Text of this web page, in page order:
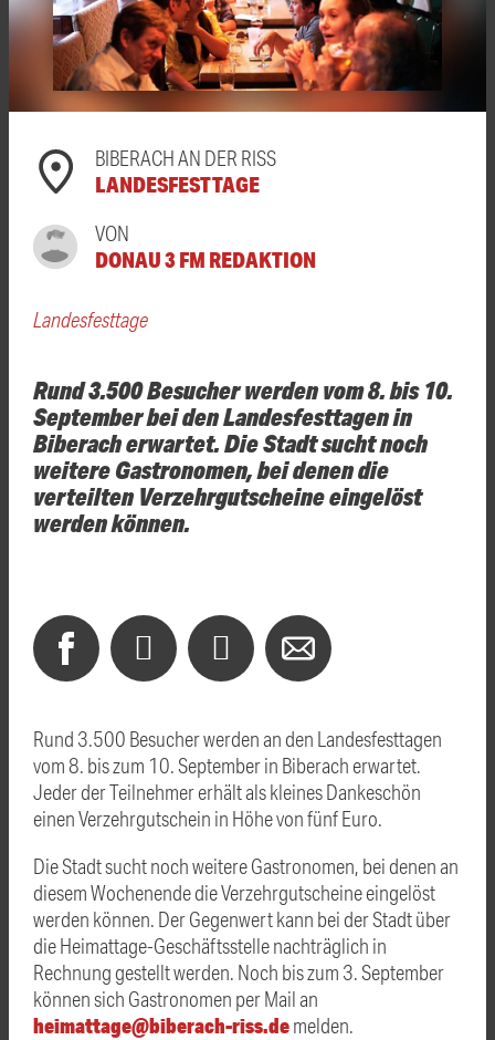
BIBERACH AN DER RISS
LANDESFESTTAGE
VON
DONAU 3 FM REDAKTION
Landesfesttage
Rund 3.500 Besucher werden vom 8. bis 10.
September bei den Landesfesttagen in
Biberach erwartet. Die Stadt sucht noch
weitere Gastronomen, bei denen die
verteilten Verzehrgutscheine eingelöst
werden können.
Rund 3.500 Besucher werden an den Landesfesttagen
vom 8. bis zum 10. September in Biberach erwartet.
Jeder der Teilnehmer erhält als kleines Dankeschön
einen Verzehrgutschein in Höhe von fünf Euro.
Die Stadt sucht noch weitere Gastronomen, bei denen an
diesem Wochenende die Verzehrgutscheine eingelöst
werden können. Der Gegenwert kann bei der Stadt über
die Heimattage-Geschäftsstelle nachträglich in
Rechnung gestellt werden. Noch bis zum 3. September
können sich Gastronomen per Mail an
heimattage@biberach-riss.demelden.